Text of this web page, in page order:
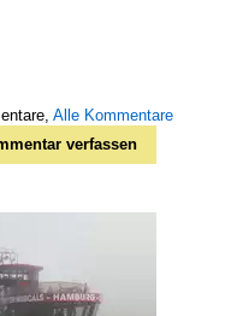
Alle Kommentare
verfassen